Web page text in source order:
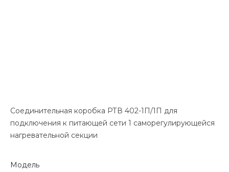
Соединительная коробка РТВ 402-1П/1П для
подключения к питающей сети 1 саморегулирующейся
нагревательной секции
Модель